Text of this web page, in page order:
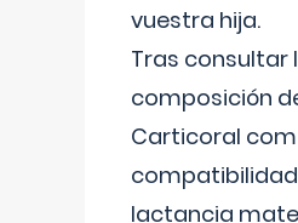
vuestra hija.
Tras consultar
composición
Carticoral
lactancia